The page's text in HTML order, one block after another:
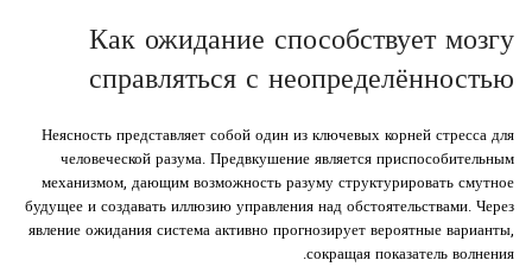
Как ожидание способствует мозгу
справляться с неопределённостью
Неясность представляет собой один из ключевых корней стресса для
человеческой разума. Предвкушение является приспособительным
механизмом, дающим возможность разуму структурировать смутное
будущее и создавать иллюзию управления над обстоятельствами. Через
явление ожидания система активно прогнозирует вероятные варианты,
сокращая показатель волнения.